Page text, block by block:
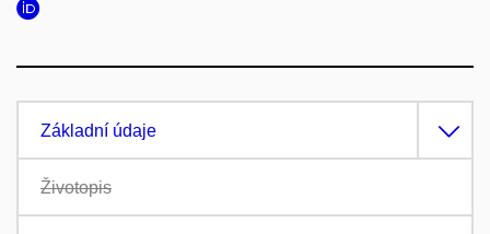
Základní údaje
Životopis